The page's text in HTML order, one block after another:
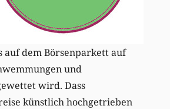
auf dem Börsenparkett auf
und
wird. Dass
künstlich hochgetrieben